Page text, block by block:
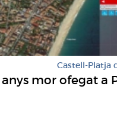
Castell-Platja
anys mor ofegat a